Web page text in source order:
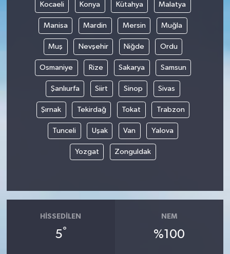
Kocaeli Konya Kütahya Malatya
Manisa Mardin Mersin Muğla
Muş Nevşehir Niğde Ordu
Osmaniye Rize Sakarya Samsun
Şanlıurfa Siirt Sinop Sivas
Şırnak Tekirdağ Tokat Trabzon
Tunceli Uşak Van Yalova
Yozgat Zonguldak
HISSEDILEN
5°
NEM
%100